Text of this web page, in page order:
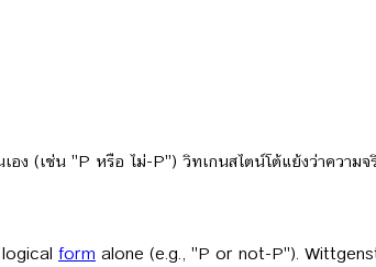
อง (เช่น "P หรือ ไม่-P") วิทเกนสไตน์โต้แย้งว่าความ
form alone (e.g., "P or not-P").